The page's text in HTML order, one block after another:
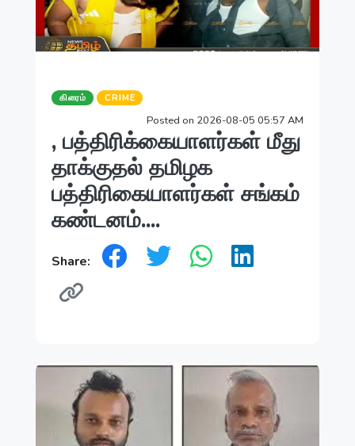
கிரைம் CRIME
Posted on 2026-08-05 05:57 AM
, பத்திரிக்கையாளர்கள் மீது
தாக்குதல் தமிழக
பத்திரிகையாளர்கள் சங்கம்
கண்டனம்....
Share: